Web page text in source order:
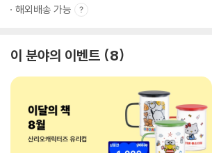
해외배송 가능
이 분야의 이벤트 8